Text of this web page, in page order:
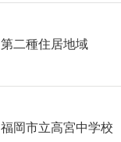
第二種住居地域
福岡市立高宮中学校